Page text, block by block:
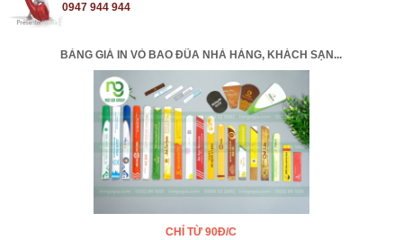
0947 944 944
BẢNG GIÁ IN VỎ BAO ĐŨA NHÀ HÀNG, KHÁCH SẠN...
CHỈ TỪ 90Đ/C